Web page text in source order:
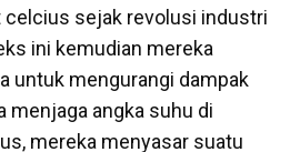
celcius sejak revolusi industri
ini kemudian mereka
untuk mengurangi dampak
menjaga angka suhu di
mereka menyasar suatu